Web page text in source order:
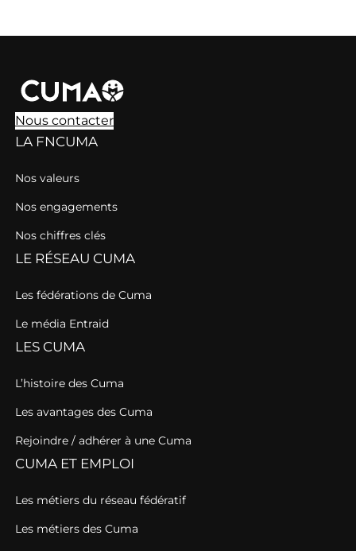
Nous contacter
LA FNCUMA
Nos valeurs
Nos engagements
Nos chiffres clés
LE RÉSEAU CUMA
Les fédérations de Cuma
Le média Entraid
LES CUMA
L’histoire des Cuma
Les avantages des Cuma
Rejoindre / adhérer à une Cuma
CUMA ET EMPLOI
Les métiers du réseau fédératif
Les métiers des Cuma